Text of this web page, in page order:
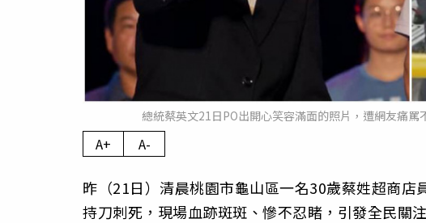
總統蔡英文21日PO出開心笑容滿面的照片，遭網友痛罵
A+ A-
昨（21日）清晨桃園市龜山區一名30歲蔡姓超商
持刀刺死，現場血跡斑斑、慘不忍睹，引發全民關